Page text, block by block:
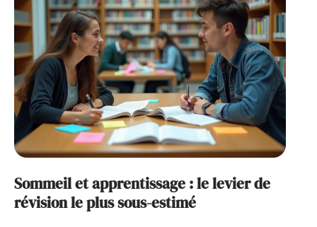
Sommeil et apprentissage : le levier de
révision le plus sous-estimé